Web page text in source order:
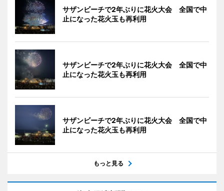
サザンビーチで2年ぶりに花火大会 全国で中
止になった花火玉も再利用
サザンビーチで2年ぶりに花火大会 全国で中
止になった花火玉も再利用
サザンビーチで2年ぶりに花火大会 全国で中
止になった花火玉も再利用
もっと見る